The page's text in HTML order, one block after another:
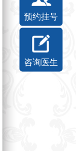
预约挂号
咨询医生